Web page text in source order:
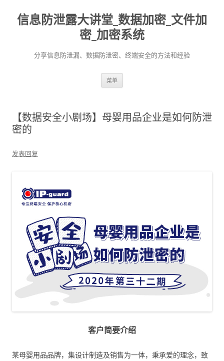
信息防泄露大讲堂_数据加密_文件加
密_加密系统
分享信息防泄漏、数据防泄密、终端安全的方法和经验
菜单
【数据安全小剧场】母婴用品企业是如何防泄
密的
发表回复
客户简要介绍
某母婴用品品牌，集设计制造及销售为一体，秉承爱的理念，致